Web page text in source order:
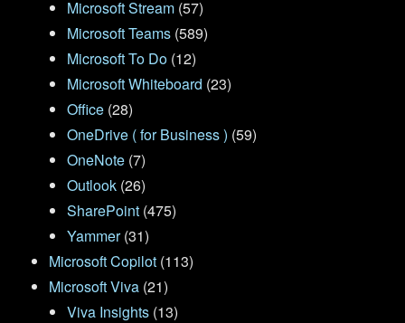
Microsoft Stream (57)
Microsoft Teams (589)
Microsoft To Do (12)
Microsoft Whiteboard (23)
Office (28)
OneDrive ( for Business ) (59)
OneNote (7)
Outlook (26)
SharePoint (475)
Yammer(31)
Microsoft Copilot (113)
Microsoft Viva (21)
Viva Insights (13)